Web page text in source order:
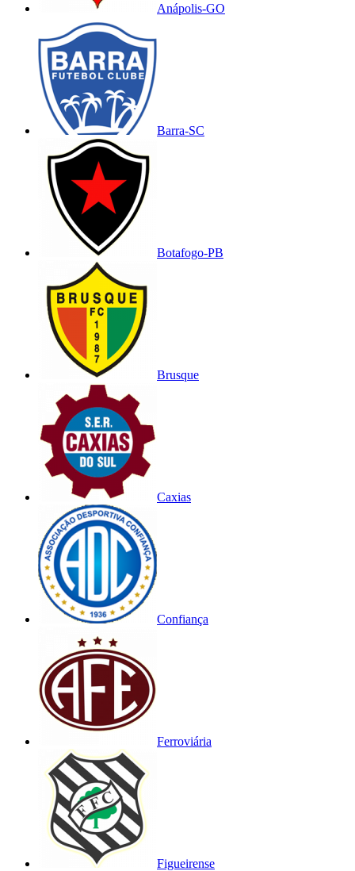
Anápolis-GO
Barra-SC
Botafogo-PB
Brusque
Caxias
Confiança
Ferroviária
Figueirense